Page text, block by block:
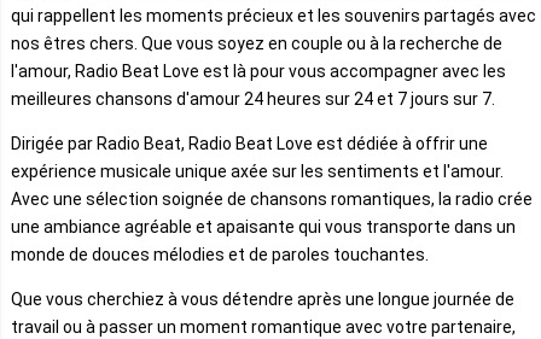
qui rappellent les moments précieux et les souvenirs partagés avec
nos êtres chers. Que vous soyez en couple ou à la recherche de
l'amour, Radio Beat Love est là pour vous accompagner avec les
meilleures chansons d'amour 24 heures sur 24 et 7 jours sur 7.
Dirigée par Radio Beat, Radio Beat Love est dédiée à offrir une
expérience musicale unique axée sur les sentiments et l'amour.
Avec une sélection soignée de chansons romantiques, la radio crée
une ambiance agréable et apaisante qui vous transporte dans un
monde de douces mélodies et de paroles touchantes.
Que vous cherchiez à vous détendre après une longue journée de
travail ou à passer un moment romantique avec votre partenaire,